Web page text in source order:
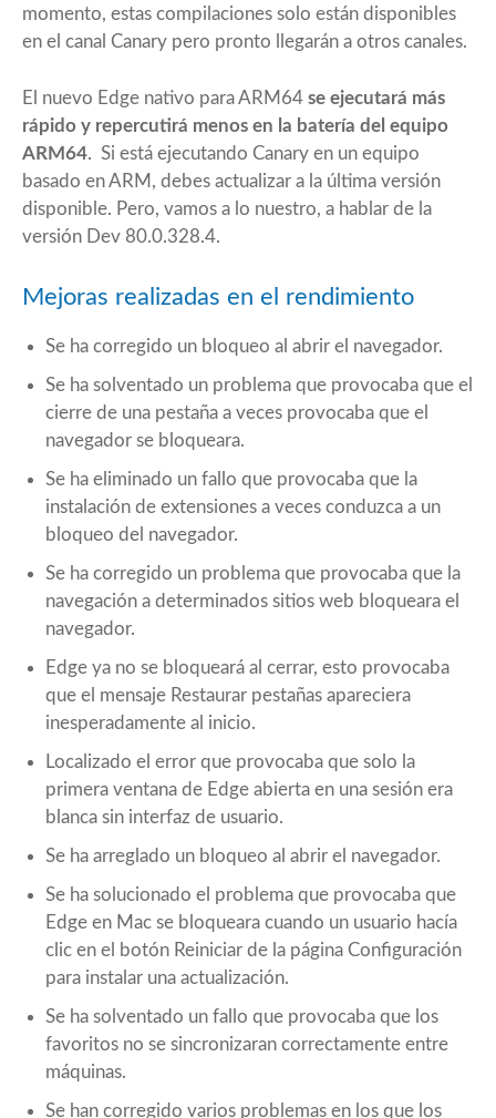
momento, estas compilaciones solo están disponibles
en el canal Canary pero pronto llegarán a otros canales.
El nuevo Edge nativo para ARM64 se ejecutará más
rápido y repercutirá menos en la batería del equipo
ARM64. Si está ejecutando Canary en un equipo
basado en ARM, debes actualizar a la última versión
disponible. Pero, vamos a lo nuestro, a hablar de la
versión Dev 80.0.328.4.
Mejoras realizadas en el rendimiento
Se ha corregido un bloqueo al abrir el navegador.
Se ha solventado un problema que provocaba que el
cierre de una pestaña a veces provocaba que el
navegador se bloqueara.
Se ha eliminado un fallo que provocaba que la
instalación de extensiones a veces conduzca a un
bloqueo del navegador.
Se ha corregido un problema que provocaba que la
navegación a determinados sitios web bloqueara el
navegador.
Edge ya no se bloqueará al cerrar, esto provocaba
que el mensaje Restaurar pestañas apareciera
inesperadamente al inicio.
Localizado el error que provocaba que solo la
primera ventana de Edge abierta en una sesión era
blanca sin interfaz de usuario.
Se ha arreglado un bloqueo al abrir el navegador.
Se ha solucionado el problema que provocaba que
Edge en Mac se bloqueara cuando un usuario hacía
clic en el botón Reiniciar de la página Configuración
para instalar una actualización.
Se ha solventado un fallo que provocaba que los
favoritos no se sincronizaran correctamente entre
máquinas.
Se han corregido varios problemas en los que los